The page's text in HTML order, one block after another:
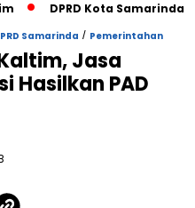
DPRD Kota Samarinda
Samarinda / Pemerintahan
Kaltim, Jasa
Hasilkan PAD